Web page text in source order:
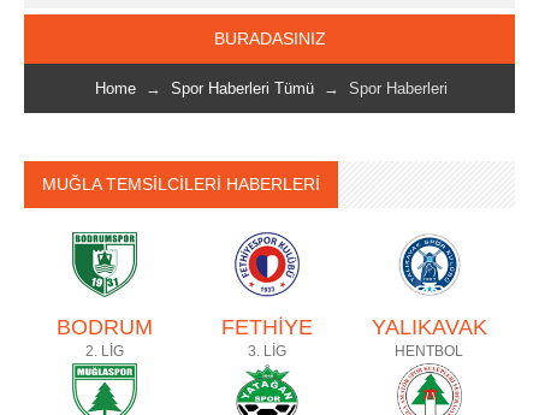
BURADASINIZ
Home → Spor Haberleri Tümü → Spor Haberleri
MUĞLA TEMSİLCİLERİ HABERLERİ
BODRUM
2. LİG
FETHİYE
3. LİG
YALIKAVAK
HENTBOL